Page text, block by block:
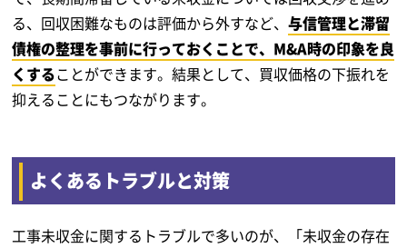
る、回収困難なものは評価から外すなど、与信管理と滞留
債権の整理を事前に行っておくことで、M&A時の印象を良
くすることができます。結果として、買収価格の下振れを
抑えることにもつながります。
よくあるトラブルと対策
工事未収金に関するトラブルで多いのが、「未収金の存在